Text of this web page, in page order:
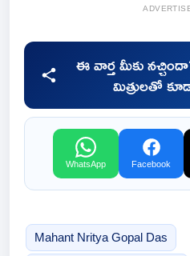
ఈ వార్త మీకు
మిత్రులతో
WhatsApp Facebook
Mahant Nritya Gopal Das